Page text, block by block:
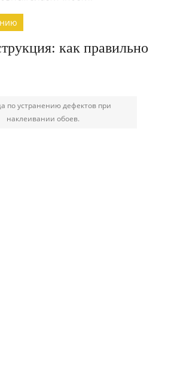
как правильно
по устранению дефектов при
наклеивании обоев.